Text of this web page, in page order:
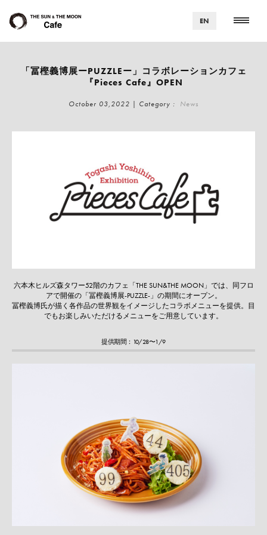
EN
「冨樫義博展ーPUZZLEー」コラボレーションカフェ
『Pieces Cafe』OPEN
October 03,2022 | Category : News
六本木ヒルズ森タワー52階のカフェ「THE SUN&THE MOON」では、同フロ
アで開催の「冨樫義博展-PUZZLE-」の期間にオープン。
冨樫義博氏が描く各作品の世界観をイメージしたコラボメニューを提供。目
でもお楽しみいただけるメニューをご用意しています。
提供期間：10/28〜1/9